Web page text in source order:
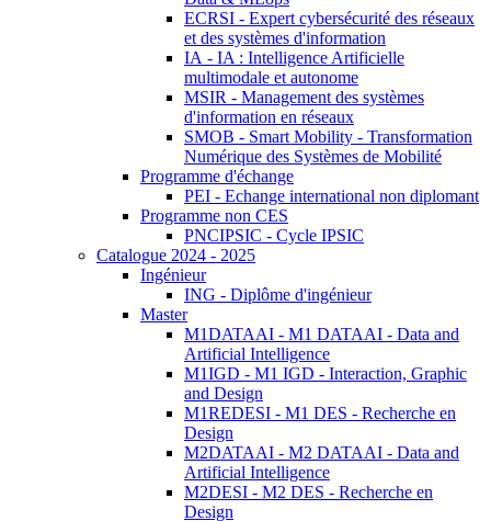
ECRSI - Expert cybersécurité des réseaux
et des systèmes d'information
IA - IA : Intelligence Artificielle
multimodale et autonome
MSIR - Management des systèmes
d'information en réseaux
SMOB - Smart Mobility - Transformation
Numérique des Systèmes de Mobilité
Programme d'échange
PEI - Echange international non diplomant
Programme non CES
PNCIPSIC - Cycle IPSIC
Catalogue 2024 - 2025
Ingénieur
ING - Diplôme d'ingénieur
Master
M1DATAAI - M1 DATAAI - Data and
Artificial Intelligence
M1IGD - M1 IGD - Interaction, Graphic
and Design
M1REDESI - M1 DES - Recherche en
Design
M2DATAAI - M2 DATAAI - Data and
Artificial Intelligence
M2DESI - M2 DES - Recherche en
Design